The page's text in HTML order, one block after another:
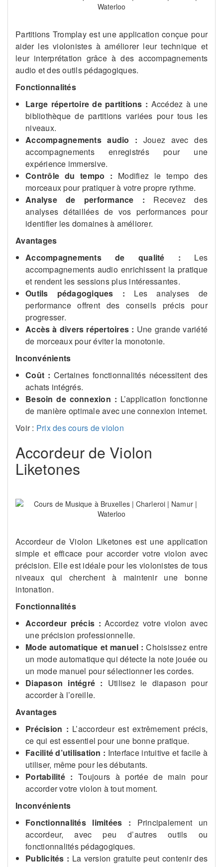
Partitions Tromplay est une application conçue pour
aider les violonistes à améliorer leur technique et
leur interprétation grâce à des accompagnements
audio et des outils pédagogiques.
Fonctionnalités
Large répertoire de partitions : Accédez à une
bibliothèque de partitions variées pour tous les
niveaux.
Accompagnements audio : Jouez avec des
accompagnements enregistrés pour une
expérience immersive.
Contrôle du tempo : Modifiez le tempo des
morceaux pour pratiquer à votre propre rythme.
Analyse de performance : Recevez des
analyses détaillées de vos performances pour
identifier les domaines à améliorer.
Avantages
Accompagnements de qualité : Les
accompagnements audio enrichissent la pratique
et rendent les sessions plus intéressantes.
Outils pédagogiques : Les analyses de
performance offrent des conseils précis pour
progresser.
Accès à divers répertoires : Une grande variété
de morceaux pour éviter la monotonie.
Inconvénients
Coût : Certaines fonctionnalités nécessitent des
achats intégrés.
Besoin de connexion : L’application fonctionne
de manière optimale avec une connexion internet.
Voir : Prix des cours de violon
Accordeur de Violon
Liketones
Accordeur de Violon Liketones est une application
simple et efficace pour accorder votre violon avec
précision. Elle est idéale pour les violonistes de tous
niveaux qui cherchent à maintenir une bonne
intonation.
Fonctionnalités
Accordeur précis : Accordez votre violon avec
une précision professionnelle.
Mode automatique et manuel : Choisissez entre
un mode automatique qui détecte la note jouée ou
un mode manuel pour sélectionner les cordes.
Diapason intégré : Utilisez le diapason pour
accorder à l’oreille.
Avantages
Précision : L’accordeur est extrêmement précis,
ce qui est essentiel pour une bonne pratique.
Facilité d’utilisation : Interface intuitive et facile à
utiliser, même pour les débutants.
Portabilité : Toujours à portée de main pour
accorder votre violon à tout moment.
Inconvénients
Fonctionnalités limitées : Principalement un
accordeur, avec peu d’autres outils ou
fonctionnalités pédagogiques.
Publicités : La version gratuite peut contenir des